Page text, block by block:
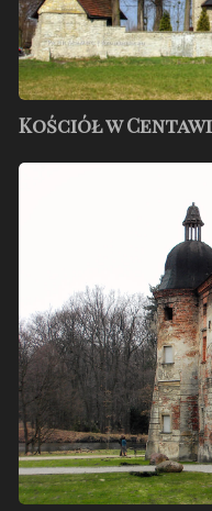
Kościół w
Zespół